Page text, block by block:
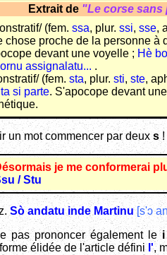
Extrait de "Le corse
(fem. ssa, plur. ssi, sse,
chose proche de la personne
devant une voyelle ; Hè
assignalatu... .
(fem. sta, plur. sti, ste,
si parte. S'apocope devant
un mot commencer par deux s!
je me conformerai
/ Stu
Sò andatu inde Martinu [s'ɔ
pas prononcer également lei
élidée de l'article défini l',